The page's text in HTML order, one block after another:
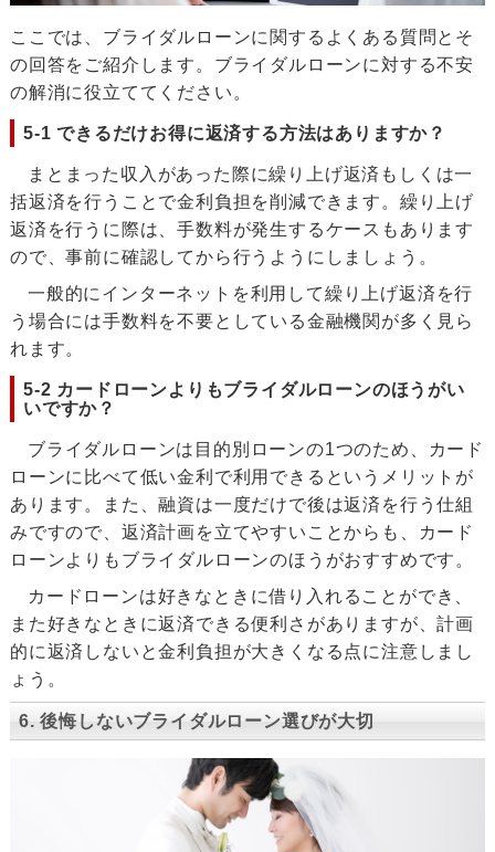
ここでは、ブライダルローンに関するよくある質問とそ
の回答をご紹介します。ブライダルローンに対する不安
の解消に役立ててください。
5-1 できるだけお得に返済する方法はありますか？
まとまった収入があった際に繰り上げ返済もしくは一
括返済を行うことで金利負担を削減できます。繰り上げ
返済を行うに際は、手数料が発生するケースもあります
ので、事前に確認してから行うようにしましょう。
一般的にインターネットを利用して繰り上げ返済を行
う場合には手数料を不要としている金融機関が多く見ら
れます。
5-2 カードローンよりもブライダルローンのほうがい
いですか？
ブライダルローンは目的別ローンの1つのため、カード
ローンに比べて低い金利で利用できるというメリットが
あります。また、融資は一度だけで後は返済を行う仕組
みですので、返済計画を立てやすいことからも、カード
ローンよりもブライダルローンのほうがおすすめです。
カードローンは好きなときに借り入れることができ、
また好きなときに返済できる便利さがありますが、計画
的に返済しないと金利負担が大きくなる点に注意しまし
ょう。
6. 後悔しないブライダルローン選びが大切